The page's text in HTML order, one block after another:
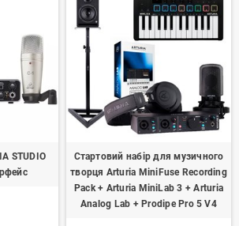
STUDIO
Стартовий набір для музичного
творця Arturia MiniFuse Recording
Pack + Arturia MiniLab 3 + Arturia
Analog Lab + Prodipe Pro 5 V4